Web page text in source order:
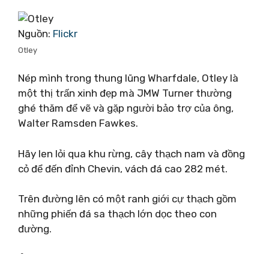
Nguồn: Flickr
Otley
Nép mình trong thung lũng Wharfdale, Otley là
một thị trấn xinh đẹp mà JMW Turner thường
ghé thăm để vẽ và gặp người bảo trợ của ông,
Walter Ramsden Fawkes.
Hãy len lỏi qua khu rừng, cây thạch nam và đồng
cỏ để đến đỉnh Chevin, vách đá cao 282 mét.
Trên đường lên có một ranh giới cự thạch gồm
những phiến đá sa thạch lớn dọc theo con
đường.